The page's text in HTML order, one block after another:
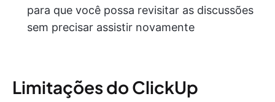
para que você possa revisitar as discussões
sem precisar assistir novamente
Limitações do ClickUp